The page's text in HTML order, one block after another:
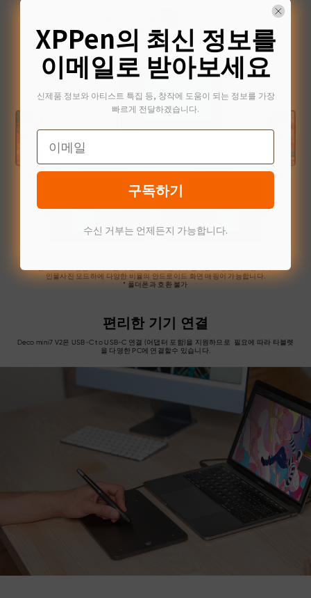
인물사진 모드하에 다양한 비율의 안드로이드 화면 매핑이 가능합니다.
* 폴더폰과 호환 불가
편리한 기기 연결
Deco mini7 V2은 USB-C to USB-C 연결 (어댑터 포함)을 지원하므로 필요에 따라 타블렛
을 다영한 PC에 연결할수 있습니다.
XPPen의 최신 정보를
이메일로 받아보세요
신제품 정보와 아티스트 특집 등, 창작에 도움이 되는 정보를 가장
빠르게 전달하겠습니다.
Email
구독하기
수신 거부는 언제든지 가능합니다.